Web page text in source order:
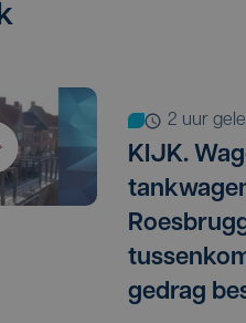
2 uur
KIJK.
gedrag